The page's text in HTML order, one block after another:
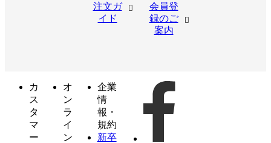
注文ガ
イド
会員登
録のご
案内
カ
ス
タ
マ
ー
オ
ン
ラ
イ
ン
企業
情
報・
規約
新卒